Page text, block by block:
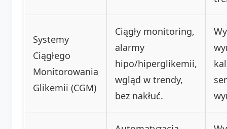
Systemy
Ciągłego
Monitorowania
Glikemii (CGM)
Ciągły monitoring,
alarmy
hipo/hiperglikemii,
wgląd w trendy,
bez nakłuć.